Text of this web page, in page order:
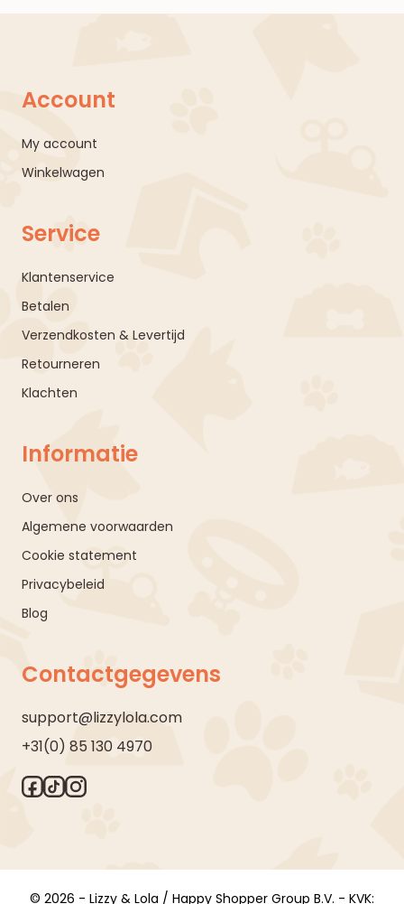
Account
My account
Winkelwagen
Service
Klantenservice
Betalen
Verzendkosten & Levertijd
Retourneren
Klachten
Informatie
Over ons
Algemene voorwaarden
Cookie statement
Privacybeleid
Blog
Contactgegevens
support@lizzylola.com
+31(0) 85 130 4970
© 2026 - Lizzy & Lola / Happy Shopper Group B.V. - KVK: